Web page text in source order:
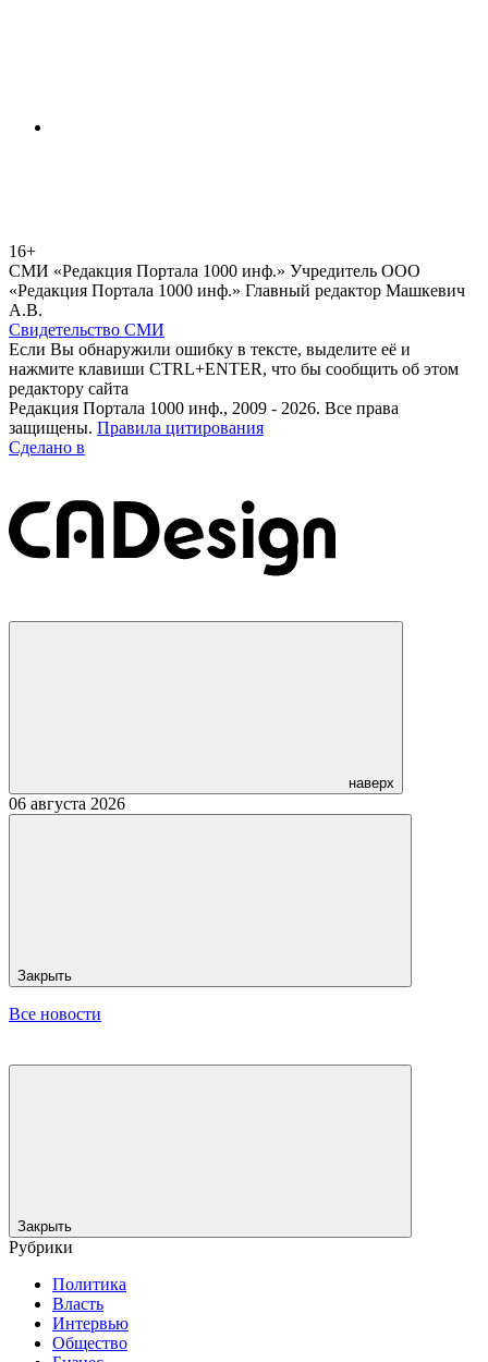
16+
СМИ «Редакция Портала 1000 инф.» Учредитель ООО
«Редакция Портала 1000 инф.» Главный редактор Машкевич
А.В.
Свидетельство СМИ
Если Вы обнаружили ошибку в тексте, выделите её и
нажмите клавиши CTRL+ENTER, что бы сообщить об этом
редактору сайта
Редакция Портала 1000 инф., 2009 - 2026. Все права
защищены. Правила цитирования
Сделано в
наверх
06 августа 2026
Закрыть
Все новости
Закрыть
Рубрики
Политика
Власть
Интервью
Общество